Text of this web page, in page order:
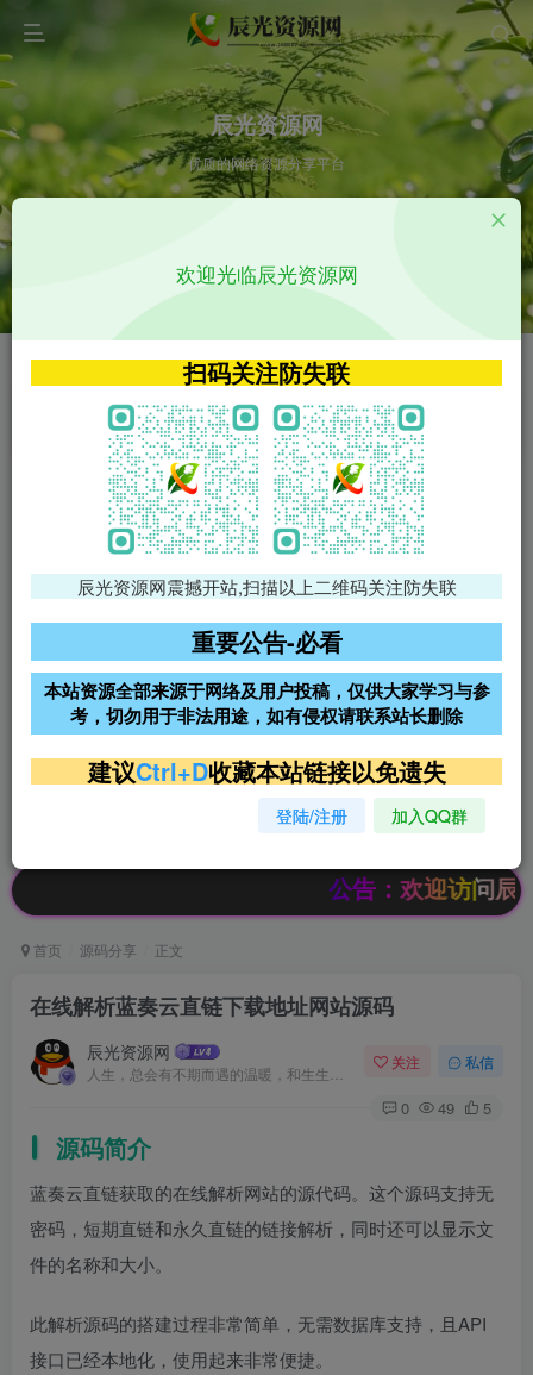
辰光资源网
优质的网络资源分享平台
VIP特权介绍 APP源码
VIP特权介绍
火
VIP特权介绍
影视源码
影视源码
免费领支付宝红包
腾讯轻量4核4G3M服务器38元/
阿里云2核2G200M服务器68元/
年
雨云高防免备案服务器
超低价文字广告位招租 超低价文字广告位招租
超低价文字广告位招租
公告：欢迎访问辰光资
首页 源码分享 正文
在线解析蓝奏云直链下载地址网站源码
辰光资源网 关注 私信
0 49 5
源码简介
蓝奏云直链获取的在线解析网站的源代码。这个源码支持无
密码，短期直链和永久直链的链接解析，同时还可以显示文
件的名称和大小。
此解析源码的搭建过程非常简单，无需数据库支持，且API
接口已经本地化，使用起来非常便捷。
欢迎光临辰光资源网
扫码关注防失联
辰光资源网震撼开站,扫描以上二维码关注防失联
重要公告-必看
本站资源全部来源于网络及用户投稿，仅供大家学习与参
考，切勿用于非法用途，如有侵权请联系站长删除
建议Ctrl+D收藏本站链接以免遗失
登陆/注册 加入QQ群